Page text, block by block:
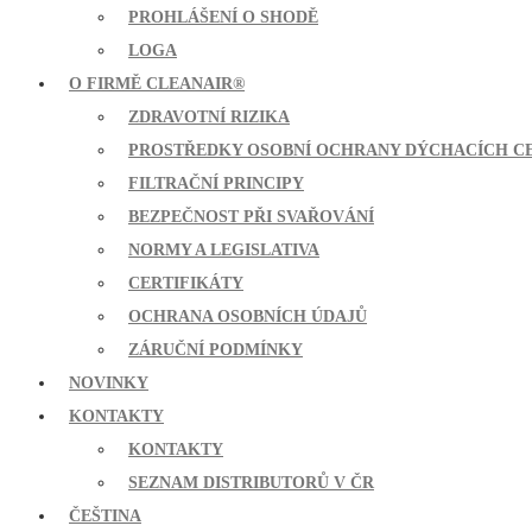
PROHLÁŠENÍ O SHODĚ
LOGA
O FIRMĚ CLEANAIR®
ZDRAVOTNÍ RIZIKA
PROSTŘEDKY OSOBNÍ OCHRANY DÝCHACÍCH
FILTRAČNÍ PRINCIPY
BEZPEČNOST PŘI SVAŘOVÁNÍ
NORMY A LEGISLATIVA
CERTIFIKÁTY
OCHRANA OSOBNÍCH ÚDAJŮ
ZÁRUČNÍ PODMÍNKY
NOVINKY
KONTAKTY
KONTAKTY
SEZNAM DISTRIBUTORŮ V ČR
ČEŠTINA